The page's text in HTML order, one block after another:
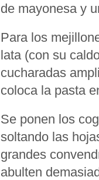
de mayonesa y
Para los
lata (con su
cucharadas
coloca la pasta
Se ponen los
soltando las
grandes
abulten